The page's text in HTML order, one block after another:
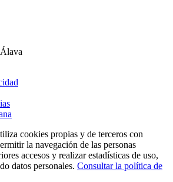
cookies propias y de terceros con
la navegación de las personas
accesos y realizar estadísticas de uso,
datos personales. Consultar la política de